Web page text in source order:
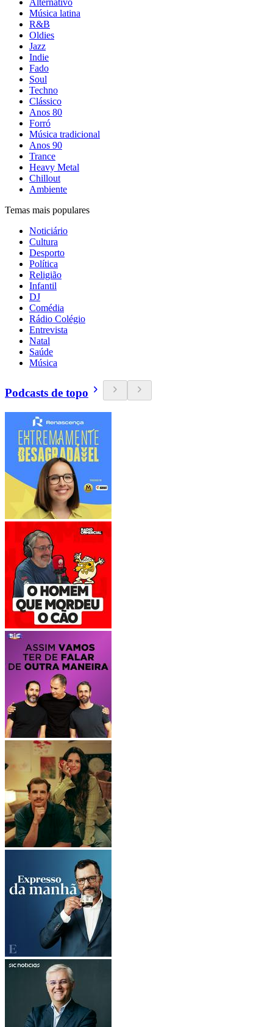
Alternativo
Música latina
R&B
Oldies
Jazz
Indie
Fado
Soul
Techno
Clássico
Anos 80
Forró
Música tradicional
Anos 90
Trance
Heavy Metal
Chillout
Ambiente
Temas mais populares
Noticiário
Cultura
Desporto
Política
Religião
Infantil
DJ
Comédia
Rádio Colégio
Entrevista
Natal
Saúde
Música
Podcasts de topo